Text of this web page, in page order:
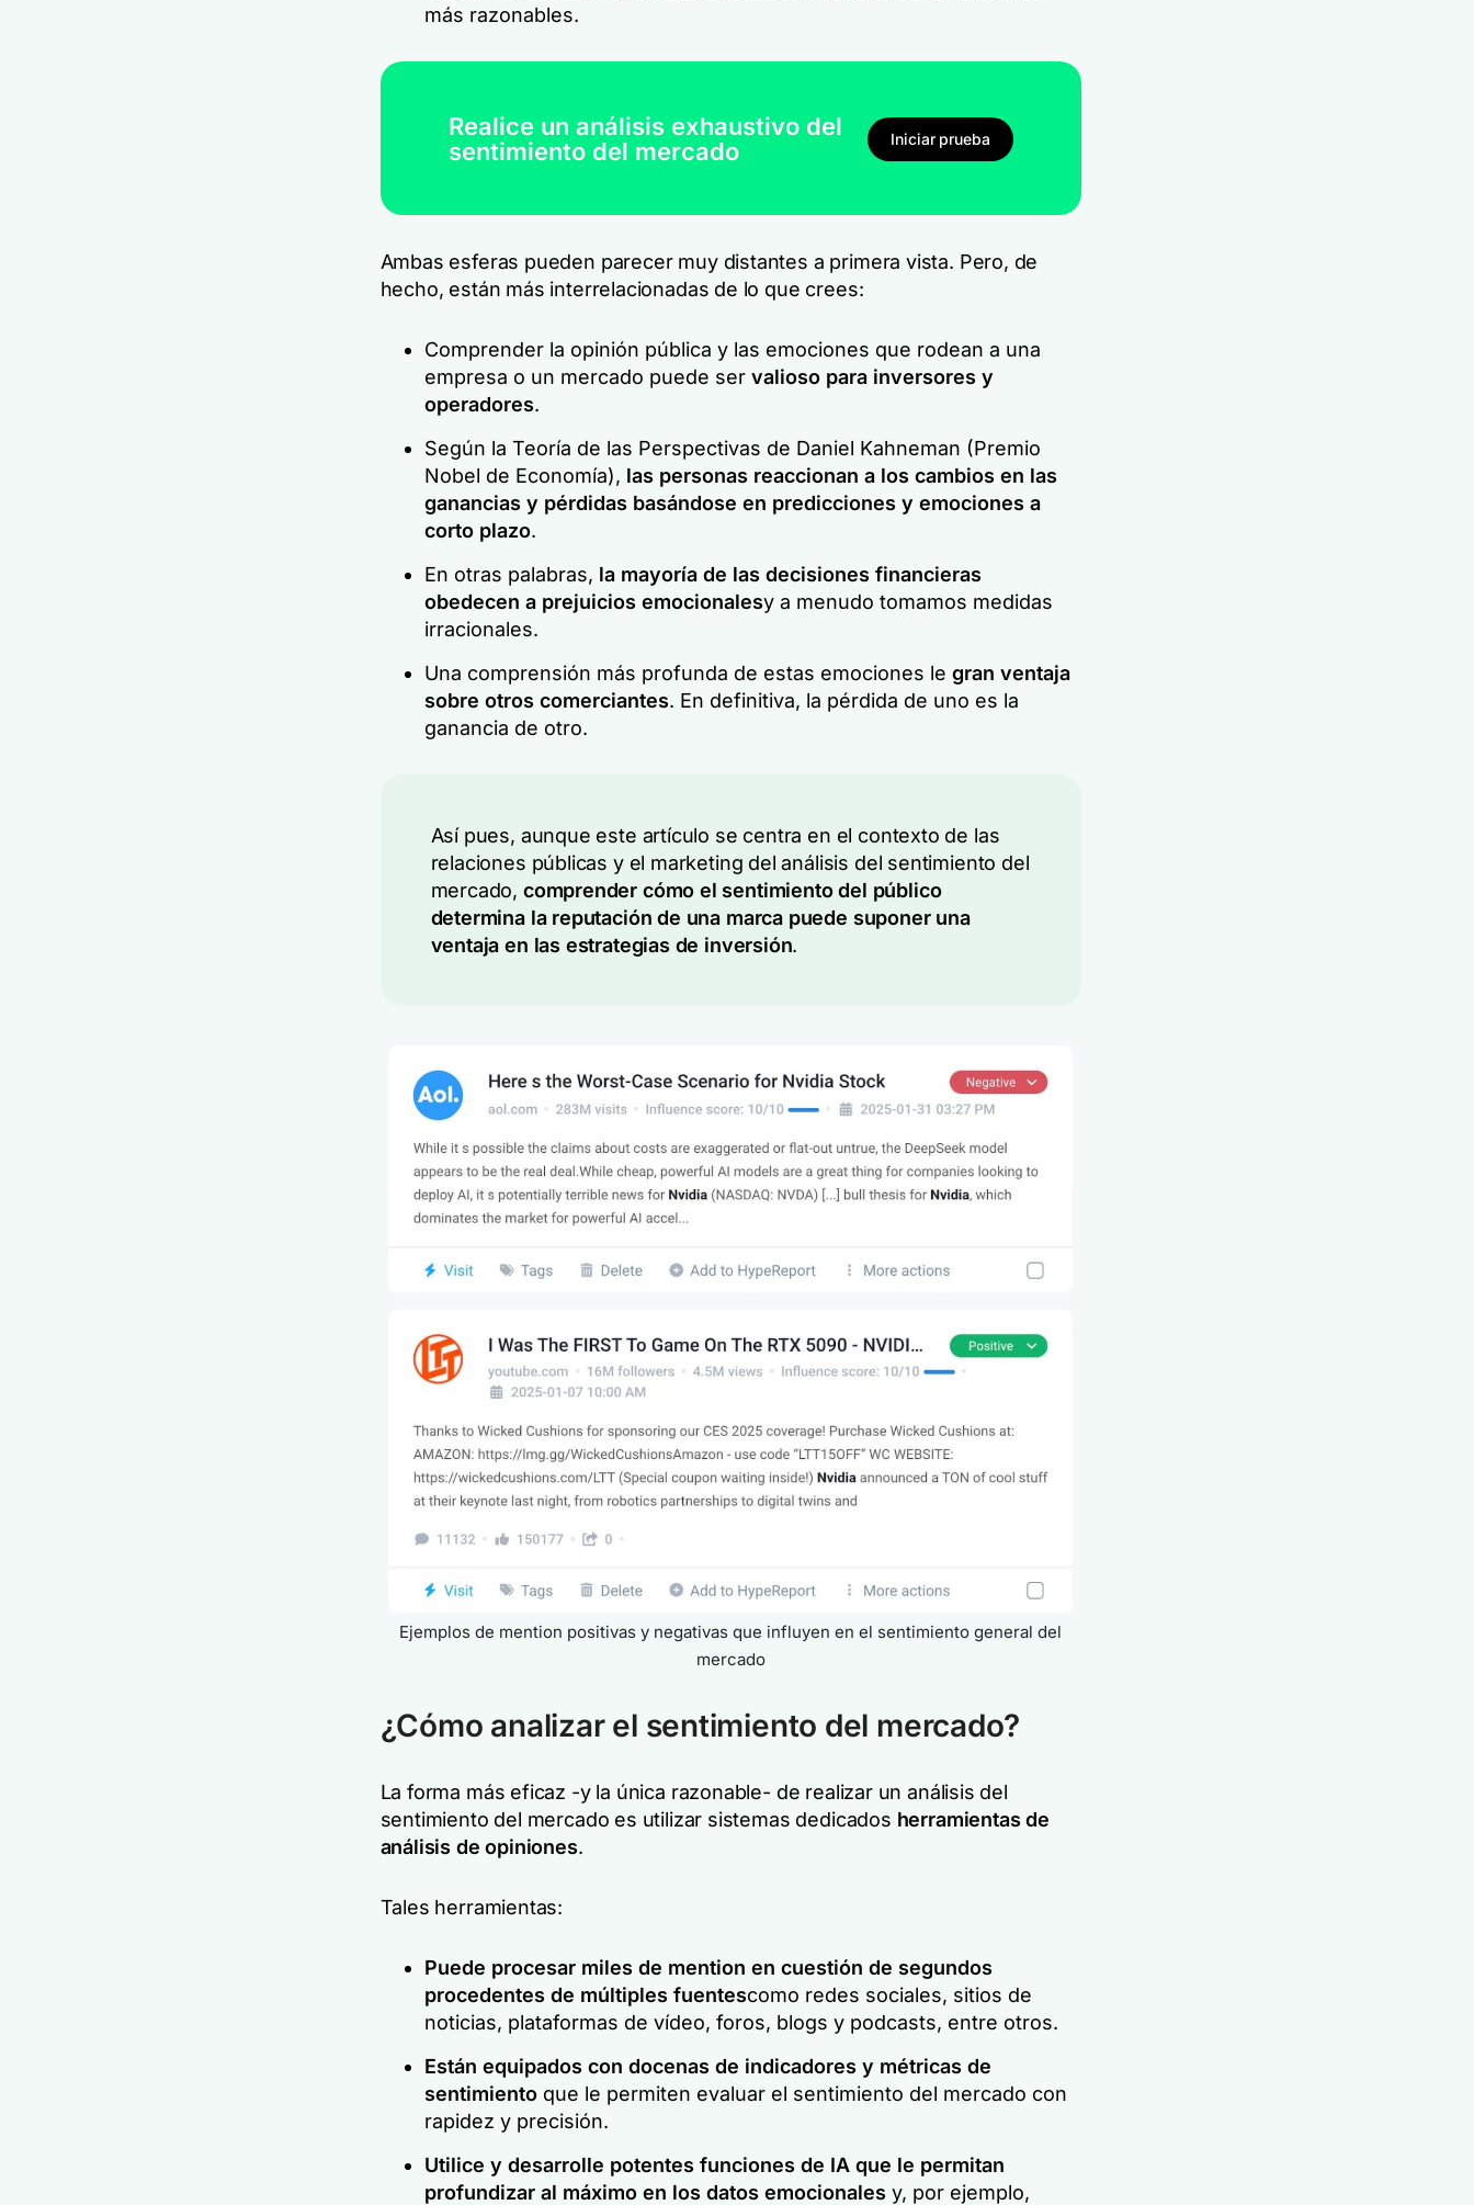
más razonables.
Realice un análisis exhaustivo del
sentimiento del mercado
Iniciar prueba
Ambas esferas pueden parecer muy distantes a primera vista. Pero, de
hecho, están más interrelacionadas de lo que crees:
Comprender la opinión pública y las emociones que rodean a una
empresa o un mercado puede ser valioso para inversores y
operadores.
Según la Teoría de las Perspectivas de Daniel Kahneman (Premio
Nobel de Economía), las personas reaccionan a los cambios en las
ganancias y pérdidas basándose en predicciones y emociones a
corto plazo.
En otras palabras, la mayoría de las decisiones financieras
obedecen a prejuicios emocionalesy a menudo tomamos medidas
irracionales.
Una comprensión más profunda de estas emociones le gran ventaja
sobre otros comerciantes. En definitiva, la pérdida de uno es la
ganancia de otro.
Así pues, aunque este artículo se centra en el contexto de las
relaciones públicas y el marketing del análisis del sentimiento del
mercado, comprender cómo el sentimiento del público
determina la reputación de una marca puede suponer una
ventaja en las estrategias de inversión.
Ejemplos de mention positivas y negativas que influyen en el sentimiento general del
mercado
¿Cómo analizar el sentimiento del mercado?
La forma más eficaz -y la única razonable- de realizar un análisis del
sentimiento del mercado es utilizar sistemas dedicados herramientas de
análisis de opiniones.
Tales herramientas:
Puede procesar miles de mention en cuestión de segundos
procedentes de múltiples fuentescomo redes sociales, sitios de
noticias, plataformas de vídeo, foros, blogs y podcasts, entre otros.
Están equipados con docenas de indicadores y métricas de
sentimientoque le permiten evaluar el sentimiento del mercado con
rapidez y precisión.
Utilice y desarrolle potentes funciones de IA que le permitan
profundizar al máximo en los datos emocionales y, por ejemplo,